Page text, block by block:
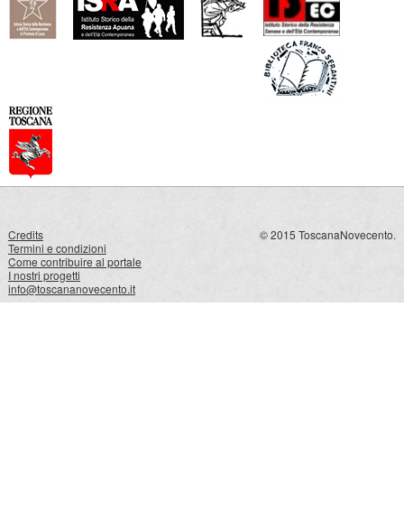
Credits
Termini e condizioni
Come contribuire al portale
I nostri progetti
info@toscananovecento.it
© 2015 ToscanaNovecento.